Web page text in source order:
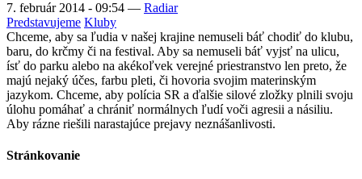
7. február 2014 - 09:54 — Radiar
Predstavujeme Kluby
Chceme, aby sa ľudia v našej krajine nemuseli báť chodiť do klubu,
baru, do krčmy či na festival. Aby sa nemuseli báť vyjsť na ulicu,
ísť do parku alebo na akékoľvek verejné priestranstvo len preto, že
majú nejaký účes, farbu pleti, či hovoria svojim materinským
jazykom. Chceme, aby polícia SR a ďalšie silové zložky plnili svoju
úlohu pomáhať a chrániť normálnych ľudí voči agresii a násiliu.
Aby rázne riešili narastajúce prejavy neznášanlivosti.
Stránkovanie